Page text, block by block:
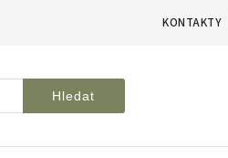
KONTAKTY
Hledat